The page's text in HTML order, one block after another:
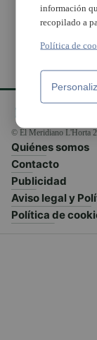
© El Meridiano L'Horta
Quiénes somos
Contacto
Publicidad
Aviso legal y
Política de
información
recopilado a
Política de